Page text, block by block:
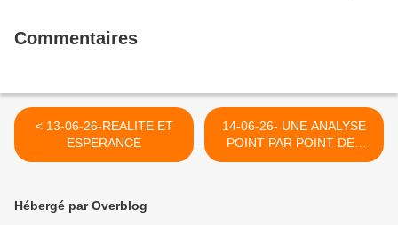
Commentaires
< 13-06-26-REALITE ET
ESPERANCE
14-06-26- UNE ANALYSE
POINT PAR POINT DES
OBJECTIFS DE GUERRE
Hébergé par Overblog